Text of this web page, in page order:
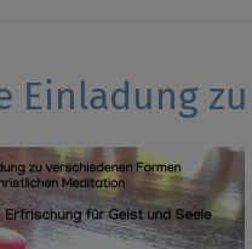
Einladung